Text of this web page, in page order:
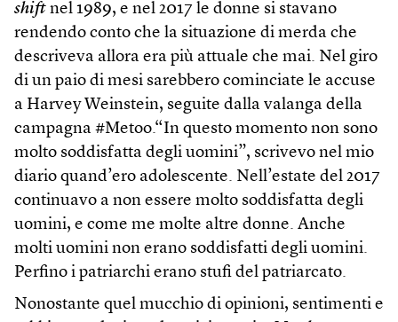
shift nel 1989, e nel 2017 le donne si stavano
rendendo conto che la situazione di merda che
descriveva allora era più attuale che mai. Nel giro
di un paio di mesi sarebbero cominciate le accuse
a Harvey Weinstein, seguite dalla valanga della
campagna #Metoo.“In questo momento non sono
molto soddisfatta degli uomini”, scrivevo nel mio
diario quand’ero adolescente. Nell’estate del 2017
continuavo a non essere molto soddisfatta degli
uomini, e come me molte altre donne. Anche
molti uomini non erano soddisfatti degli uomini.
Perfino i patriarchi erano stufi del patriarcato.
Nonostante quel mucchio di opinioni, sentimenti e